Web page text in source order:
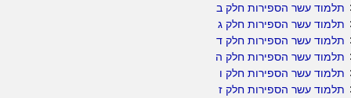
תלמוד עשר הספירות חלק ב
תלמוד עשר הספירות חלק ג
תלמוד עשר הספירות חלק ד
תלמוד עשר הספירות חלק ה
תלמוד עשר הספירות חלק ו
תלמוד עשר הספירות חלק ז